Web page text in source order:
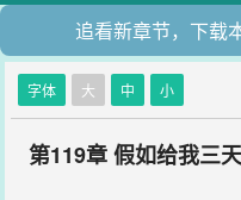
追看新章节，下载
字体 大 中 小
第119章 假如给我三